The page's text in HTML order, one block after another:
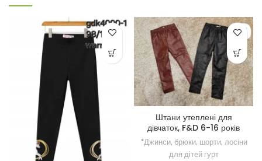
Штани утеплені для
дівчаток, F&D 6-16 років
*Джинси, брюки, шорти, лосіни
для дітей гурт